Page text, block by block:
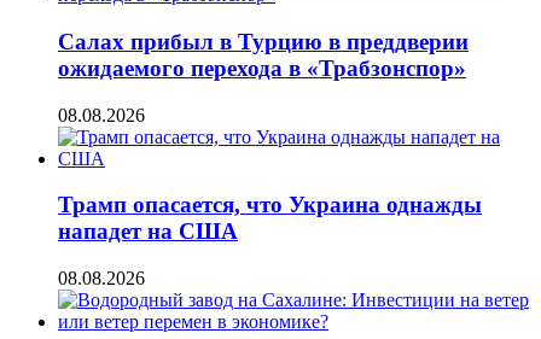
Салах прибыл в Турцию в преддверии
ожидаемого перехода в «Трабзонспор»
08.08.2026
Трамп опасается, что Украина однажды
нападет на США
08.08.2026